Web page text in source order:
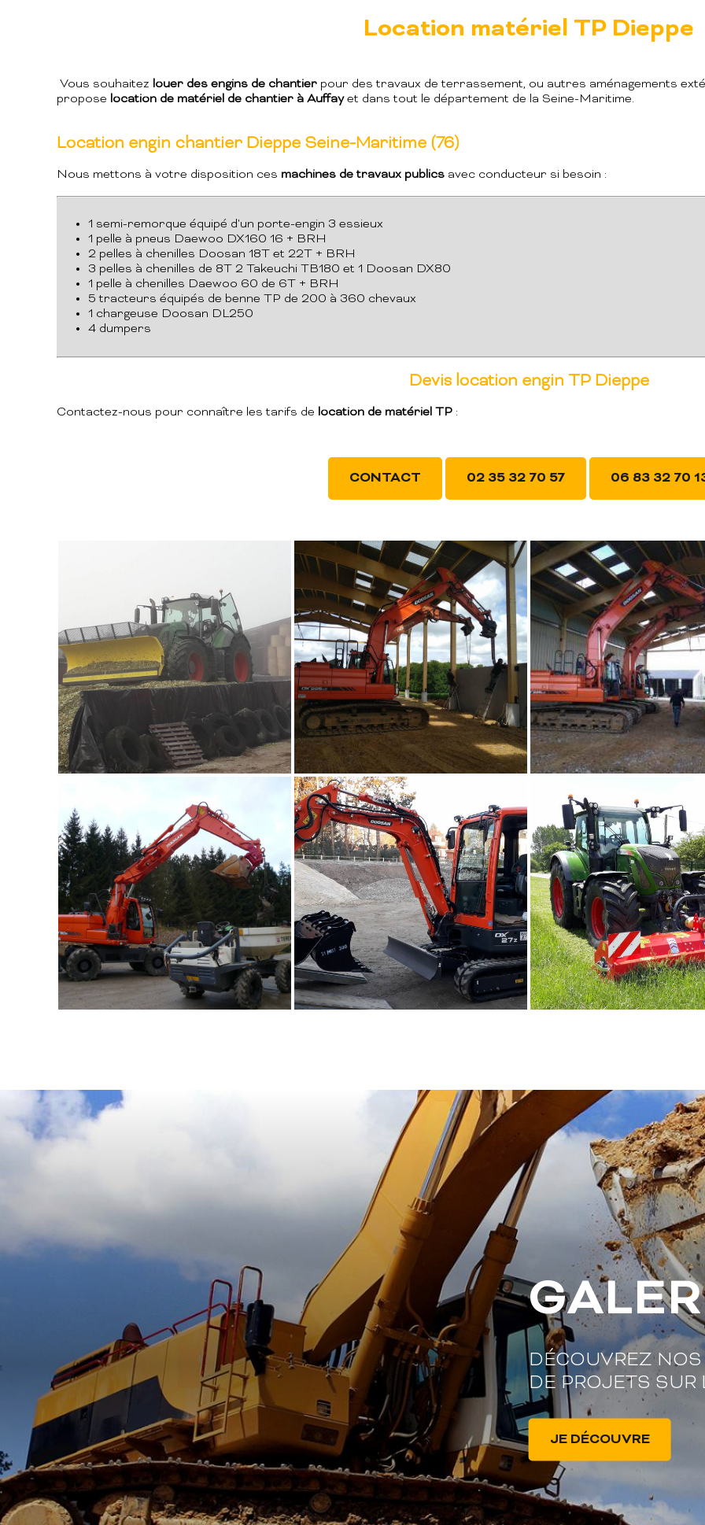
Location matériel TP Dieppe
Vous souhaitez louer des engins de chantier pour des travaux de terrassement, ou autres aménagements
propose location de matériel de chantier à Auffayet dans tout le département de la Seine-Maritime.
Location engin chantier Dieppe Seine-Maritime (76)
Nous mettons à votre disposition ces machines de travaux publics avec conducteur si besoin :
1 semi-remorque équipé d'un porte-engin 3 essieux
1 pelle à pneus Daewoo DX160 16 + BRH
2 pelles à chenilles Doosan 18T et 22T + BRH
3 pelles à chenilles de 8T 2 Takeuchi TB180 et 1 Doosan DX80
1 pelle à chenilles Daewoo 60 de 6T + BRH
5 tracteurs équipés de benne TP de 200 à 360 chevaux
1 chargeuse Doosan DL250
4 dumpers
Devis location engin TP Dieppe
Contactez-nous pour connaître les tarifs de location de matériel TP :
CONTACT 02 35 32 70 57 06 83 32 70
DÉCOUVREZ
DE PROJETS SUR
JE DÉCOUVRE